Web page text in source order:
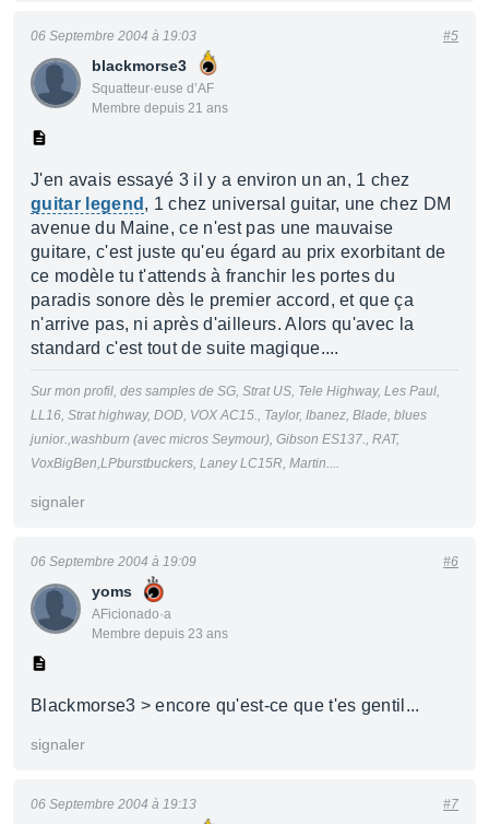
blackmorse3
Squatteur·euse d’AF
Membre depuis 21 ans
06 Septembre 2004 à 19:03 #5
J'en avais essayé 3 il y a environ un an, 1 chez
guitar legend , 1 chez universal guitar, une chez DM
avenue du Maine, ce n'est pas une mauvaise
guitare, c'est juste qu'eu égard au prix exorbitant de
ce modèle tu t'attends à franchir les portes du
paradis sonore dès le premier accord, et que ça
n'arrive pas, ni après d'ailleurs. Alors qu'avec la
standard c'est tout de suite magique....
Sur mon profil, des samples de SG, Strat US, Tele Highway, Les Paul,
LL16, Strat highway, DOD, VOX AC15., Taylor, Ibanez, Blade, blues
junior.,washburn (avec micros Seymour), Gibson ES137., RAT,
VoxBigBen,LPburstbuckers, Laney LC15R, Martin....
signaler
yoms
AFicionado·a
Membre depuis 23 ans
06 Septembre 2004 à 19:09 #6
Blackmorse3 > encore qu'est-ce que t'es gentil...
signaler
06 Septembre 2004 à 19:13 #7